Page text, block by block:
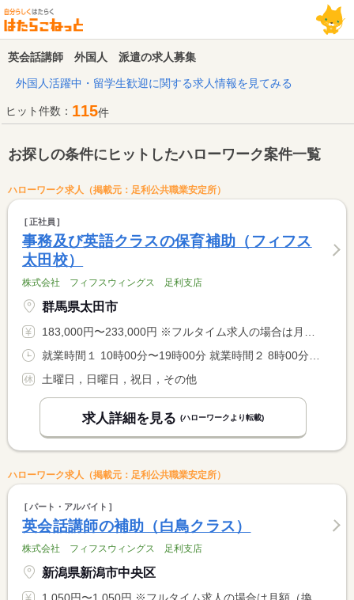
英会話講師 外国人 派遣の求人募集
外国人活躍中・留学生歓迎に関する求人情報を見てみる
ヒット件数： 115件
お探しの条件にヒットしたハローワーク案件一覧
ハローワーク求人（掲載元：足利公共職業安定所）
正社員
事務及び英語クラスの保育補助（フィフス
太田校）
株式会社 フィフスウィングス 足利支店
群馬県太田市
183,000円〜233,000円 ※フルタイム求人の場合は月額（換算額）、パート求人の場合は時間額を表示しています。
土曜日，日曜日，祝日，その他
求人詳細を見る (ハローワークより転載)
ハローワーク求人（掲載元：足利公共職業安定所）
パート・アルバイト
英会話講師の補助（白鳥クラス）
株式会社 フィフスウィングス 足利支店
新潟県新潟市中央区